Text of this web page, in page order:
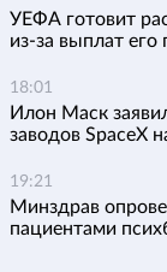
УЕФА готовит
из-за выплат
18:01
Илон Маск
заводов SpaceX
19:21
Минздрав
пациентами